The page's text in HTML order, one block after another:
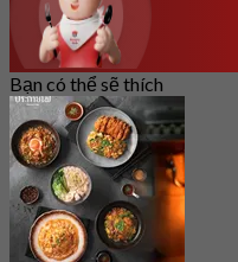
Bạn có thể sẽ thích